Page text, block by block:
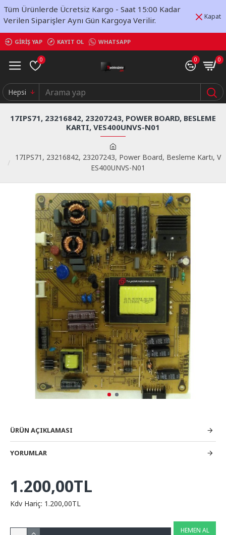
Tüm Ürünlerde Ücretsiz Kargo - Saat 15:00 Kadar
Verilen Siparişler Aynı Gün Kargoya Verilir.
Kapat
GIRIŞ YAP KAYIT OL WHATSAPP
0 0 0
Hepsi
17IPS71, 23216842, 23207243, Power Board, Besleme Kartı, V
ES400UNVS-N01
17IPS71, 23216842, 23207243, POWER BOARD, BESLEME
KARTI, VES400UNVS-N01
ÜRÜN AÇIKLAMASI
YORUMLAR
1.200,00TL
Kdv Hariç: 1.200,00TL
HEMEN AL